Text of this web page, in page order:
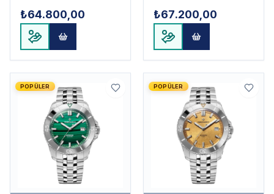
₺64.800,00 ₺67.200,00
POPÜLER POPÜLER